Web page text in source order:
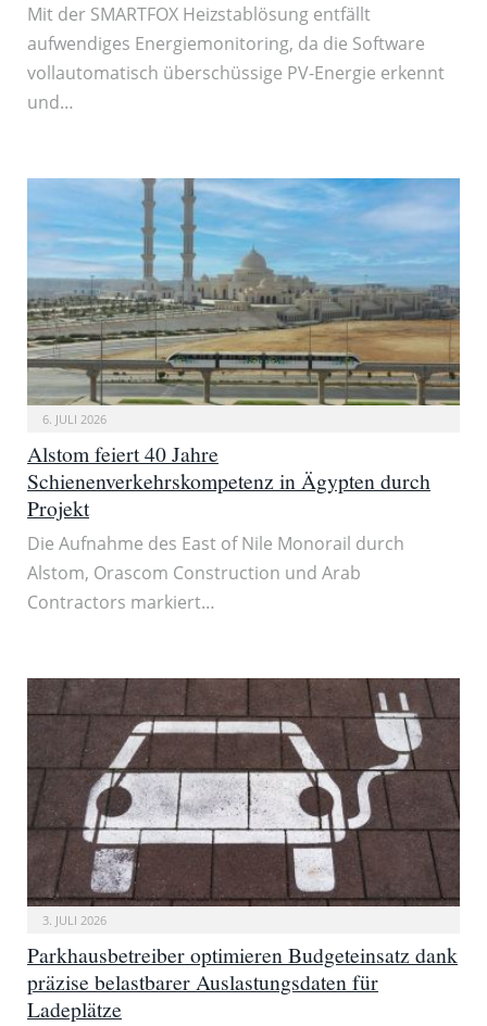
Mit der SMARTFOX Heizstablösung entfällt
aufwendiges Energiemonitoring, da die Software
vollautomatisch überschüssige PV-Energie erkennt
und…
6. JULI 2026
Alstom feiert 40 Jahre
Schienenverkehrskompetenz in Ägypten durch
Projekt
Die Aufnahme des East of Nile Monorail durch
Alstom, Orascom Construction und Arab
Contractors markiert…
3. JULI 2026
Parkhausbetreiber optimieren Budgeteinsatz dank
präzise belastbarer Auslastungsdaten für
Ladeplätze